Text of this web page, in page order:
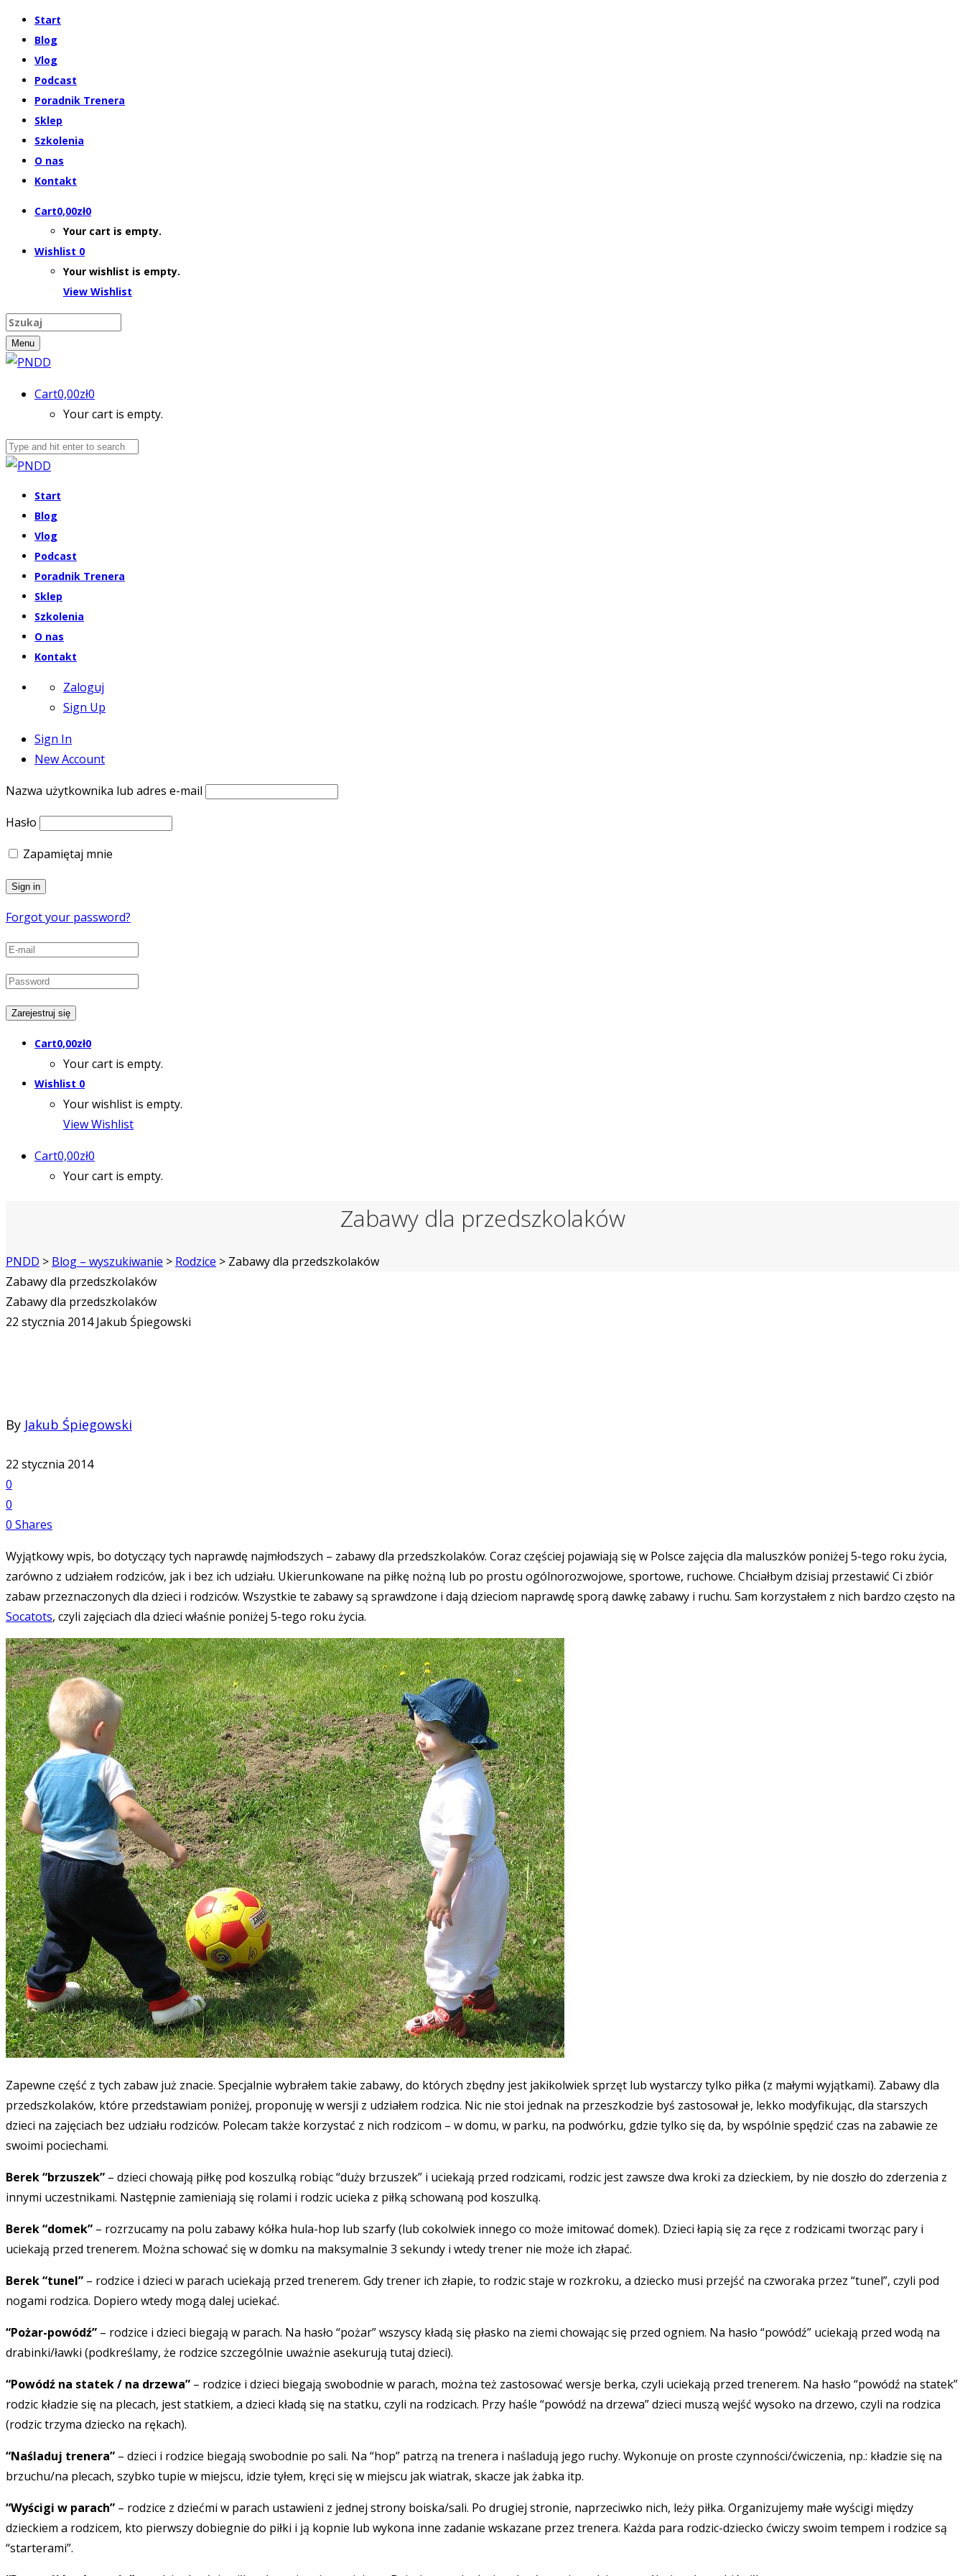
Start
Blog
Vlog
Podcast
Poradnik Trenera
Sklep
Szkolenia
O nas
Kontakt
Cart0,00zł0
Your cart is empty.
Wishlist 0
Your wishlist is empty.
View Wishlist
Menu
Cart0,00zł0
Your cart is empty.
Start
Blog
Vlog
Podcast
Poradnik Trenera
Sklep
Szkolenia
O nas
Kontakt
Zaloguj
Sign Up
Sign In
New Account
Nazwa użytkownika lub adres e-mail
Hasło
Zapamiętaj mnie
Forgot your password?
Cart0,00zł0
Your cart is empty.
Wishlist 0
Your wishlist is empty.
View Wishlist
Cart0,00zł0
Your cart is empty.
Zabawy dla przedszkolaków
PNDD > Blog – wyszukiwanie > Rodzice > Zabawy dla przedszkolaków
Zabawy dla przedszkolaków
Zabawy dla przedszkolaków
22 stycznia 2014 Jakub Śpiegowski
By Jakub Śpiegowski
22 stycznia 2014
0
0
0 Shares
Wyjątkowy wpis, bo dotyczący tych naprawdę najmłodszych – zabawy dla przedszkolaków. Coraz częściej pojawiają się w Polsce zajęcia dla maluszków poniżej 5-tego roku życia,
zarówno z udziałem rodziców, jak i bez ich udziału. Ukierunkowane na piłkę nożną lub po prostu ogólnorozwojowe, sportowe, ruchowe. Chciałbym dzisiaj przestawić Ci zbiór
zabaw przeznaczonych dla dzieci i rodziców. Wszystkie te zabawy są sprawdzone i dają dzieciom naprawdę sporą dawkę zabawy i ruchu. Sam korzystałem z nich bardzo często na
Socatots, czyli zajęciach dla dzieci właśnie poniżej 5-tego roku życia.
Zapewne część z tych zabaw już znacie. Specjalnie wybrałem takie zabawy, do których zbędny jest jakikolwiek sprzęt lub wystarczy tylko piłka (z małymi wyjątkami). Zabawy dla
przedszkolaków, które przedstawiam poniżej, proponuję w wersji z udziałem rodzica. Nic nie stoi jednak na przeszkodzie byś zastosował je, lekko modyfikując, dla starszych
dzieci na zajęciach bez udziału rodziców. Polecam także korzystać z nich rodzicom – w domu, w parku, na podwórku, gdzie tylko się da, by wspólnie spędzić czas na zabawie ze
swoimi pociechami.
Berek “brzuszek” – dzieci chowają piłkę pod koszulką robiąc “duży brzuszek” i uciekają przed rodzicami, rodzic jest zawsze dwa kroki za dzieckiem, by nie doszło do zderzenia z
innymi uczestnikami. Następnie zamieniają się rolami i rodzic ucieka z piłką schowaną pod koszulką.
Berek “domek” – rozrzucamy na polu zabawy kółka hula-hop lub szarfy (lub cokolwiek innego co może imitować domek). Dzieci łapią się za ręce z rodzicami tworząc pary i
uciekają przed trenerem. Można schować się w domku na maksymalnie 3 sekundy i wtedy trener nie może ich złapać.
Berek “tunel” – rodzice i dzieci w parach uciekają przed trenerem. Gdy trener ich złapie, to rodzic staje w rozkroku, a dziecko musi przejść na czworaka przez “tunel”, czyli pod
nogami rodzica. Dopiero wtedy mogą dalej uciekać.
“Pożar-powódź” – rodzice i dzieci biegają w parach. Na hasło “pożar” wszyscy kładą się płasko na ziemi chowając się przed ogniem. Na hasło “powódź” uciekają przed wodą na
drabinki/ławki (podkreślamy, że rodzice szczególnie uważnie asekurują tutaj dzieci).
“Powódź na statek / na drzewa” – rodzice i dzieci biegają swobodnie w parach, można też zastosować wersje berka, czyli uciekają przed trenerem. Na hasło “powódź na statek”
rodzic kładzie się na plecach, jest statkiem, a dzieci kładą się na statku, czyli na rodzicach. Przy haśle “powódź na drzewa” dzieci muszą wejść wysoko na drzewo, czyli na rodzica
(rodzic trzyma dziecko na rękach).
“Naśladuj trenera” – dzieci i rodzice biegają swobodnie po sali. Na “hop” patrzą na trenera i naśladują jego ruchy. Wykonuje on proste czynności/ćwiczenia, np.: kładzie się na
brzuchu/na plecach, szybko tupie w miejscu, idzie tyłem, kręci się w miejscu jak wiatrak, skacze jak żabka itp.
“Wyścigi w parach” – rodzice z dziećmi w parach ustawieni z jednej strony boiska/sali. Po drugiej stronie, naprzeciwko nich, leży piłka. Organizujemy małe wyścigi między
dzieckiem a rodzicem, kto pierwszy dobiegnie do piłki i ją kopnie lub wykona inne zadanie wskazane przez trenera. Każda para rodzic-dziecko ćwiczy swoim tempem i rodzice są
“starterami”.